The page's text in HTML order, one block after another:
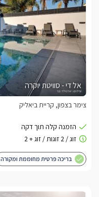
אל די - סוויטת יוקרה
צימר בצפון, קריית ביאליק
בריכה פרטית מחוממת ומקורה